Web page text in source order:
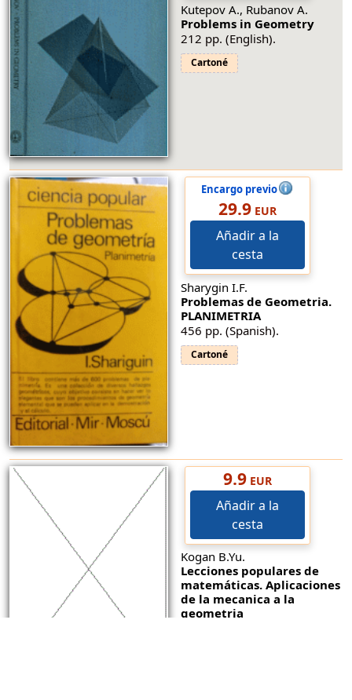
Kutepov A., Rubanov A.
Problems in Geometry
212 pp. (English).
Cartoné
Encargo previo
29.9EUR
Añadir a la
cesta
Sharygin I.F.
Problemas de Geometria.
PLANIMETRIA
456 pp. (Spanish).
Cartoné
9.9EUR
Añadir a la
cesta
Kogan B.Yu.
Lecciones populares de
matemáticas. Aplicaciones
de la mecanica a la
geometria